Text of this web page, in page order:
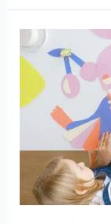
« J’ai
toujours
préféré
travailler
enfants »
Une